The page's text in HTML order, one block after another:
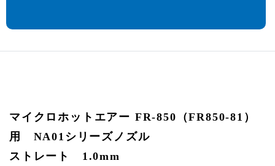
マイクロホットエアー FR-850（FR850-81）
用 NA01シリーズノズル
ストレート 1.0mm